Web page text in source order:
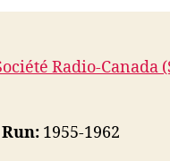
Radio-Canada
1955-1962